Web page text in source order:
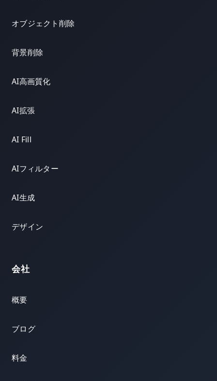
オブジェクト削除
背景削除
AI高画質化
AI拡張
AI Fill
AIフィルター
AI生成
デザイン
会社
概要
ブログ
料金